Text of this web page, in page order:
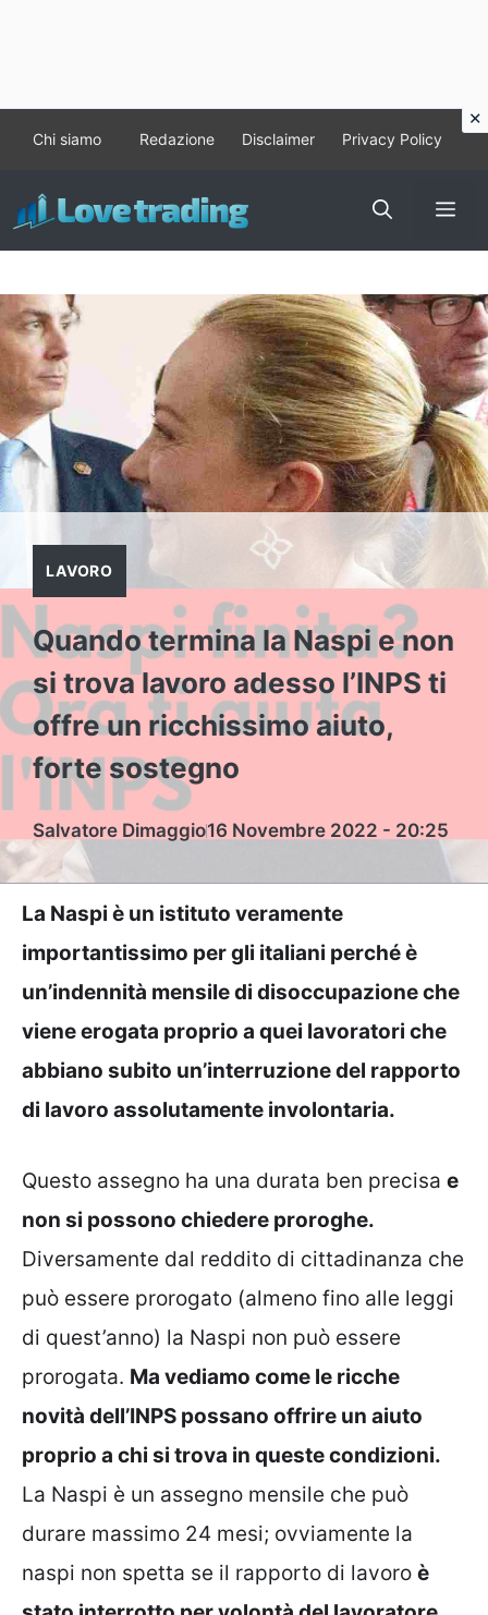
contenuto
Chi siamo Redazione Disclaimer Privacy Policy
LAVORO
Quando termina la Naspi e non
si trova lavoro adesso l’INPS ti
offre un ricchissimo aiuto,
forte sostegno
Salvatore Dimaggio16 Novembre 2022 - 20:25
La Naspi è un istituto veramente
importantissimo per gli italiani perché è
un’indennità mensile di disoccupazione che
viene erogata proprio a quei lavoratori che
abbiano subito un’interruzione del rapporto
di lavoro assolutamente involontaria.
Questo assegno ha una durata ben precisa e
non si possono chiedere proroghe.
Diversamente dal reddito di cittadinanza che
può essere prorogato (almeno fino alle leggi
di quest’anno) la Naspi non può essere
prorogata. Ma vediamo come le ricche
novità dell’INPS possano offrire un aiuto
proprio a chi si trova in queste condizioni.
La Naspi è un assegno mensile che può
durare massimo 24 mesi; ovviamente la
naspi non spetta se il rapporto di lavoro è